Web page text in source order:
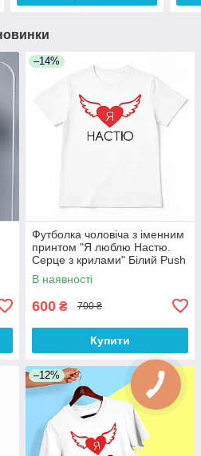
–14%
Футболка чоловіча з іменним
принтом "Я люблю Настю.
Серце з крилами" Білий Push
IT
В наявності
600 ₴ 700 ₴
Купити
–12%